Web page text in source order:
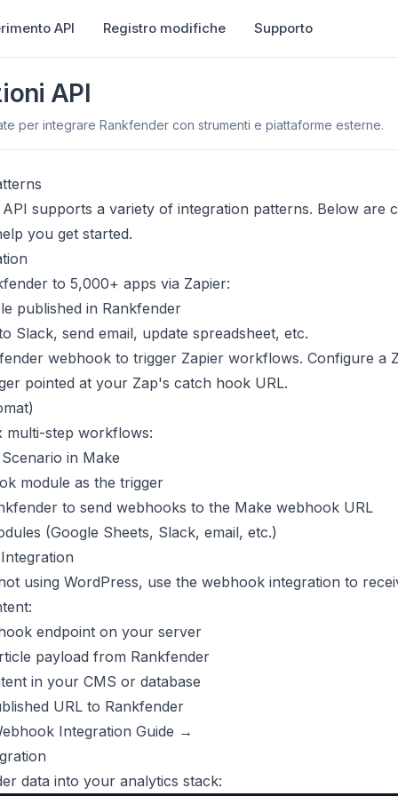
API Registro modifiche Supporto
API
per integrare Rankfender con strumenti e piattaforme esterne.
supports a variety of integration patterns. Below are
you get started.
to 5,000+ apps via Zapier:
published in Rankfender
Slack, send email, update spreadsheet, etc.
webhook to trigger Zapier workflows. Configure a
pointed at your Zap's catch hook URL.
multi-step workflows:
in Make
module as the trigger
to send webhooks to the Make webhook URL
(Google Sheets, Slack, email, etc.)
using WordPress, use the webhook integration to
endpoint on your server
payload from Rankfender
in your CMS or database
URL to Rankfender
Integration Guide →
data into your analytics stack: